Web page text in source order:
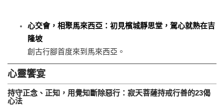
心交會，相聚馬來西亞：初見檳城靜思堂，駕心就熟在吉
隆坡
創古行腳首度來到馬來西亞。
心靈饗宴
持守正念、正知，用覺知斷除惡行：寂天菩薩持戒行善的23偈
心法